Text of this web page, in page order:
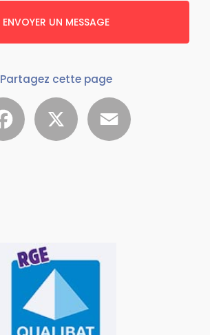
ENVOYER UN MESSAGE
Partagez cette page
Facebook